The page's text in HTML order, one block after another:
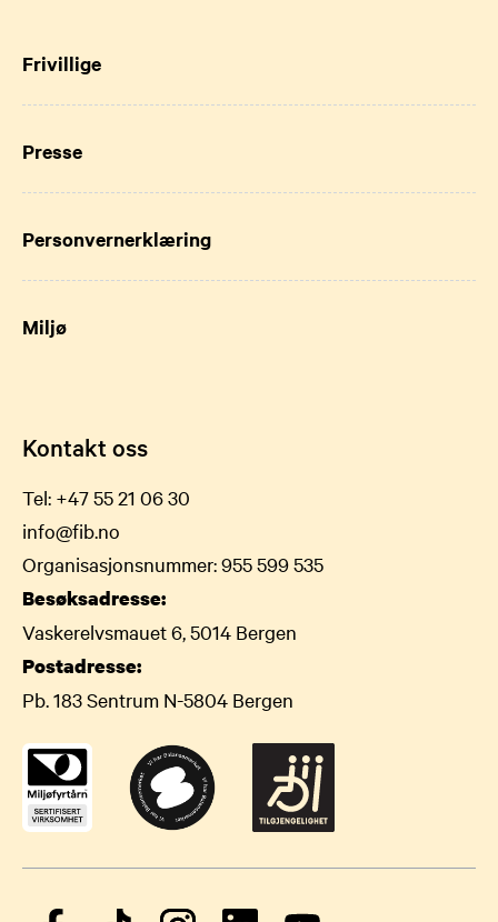
Frivillige
Presse
Personvernerklæring
Miljø
Kontakt oss
Tel: +47 55 21 06 30
info@fib.no
Organisasjonsnummer: 955 599 535
Besøksadresse:
Vaskerelvsmauet 6, 5014 Bergen
Postadresse:
Pb. 183 Sentrum N-5804 Bergen